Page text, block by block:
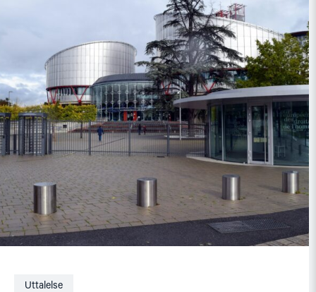
Uttalelse
"Den
europeiske
menneskerettighetsdomstolen
fortsatt
være
uavhengig"